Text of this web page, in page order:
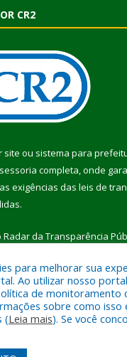
CR2
site ou sistema para
completa, onde
exigências das leis de
Radar da Transparência
reservados a Prefeitura
D’Arco.
para melhorar sua
Ao utilizar nosso
de monitoramento
sobre como isso
(Leia mais). Se você